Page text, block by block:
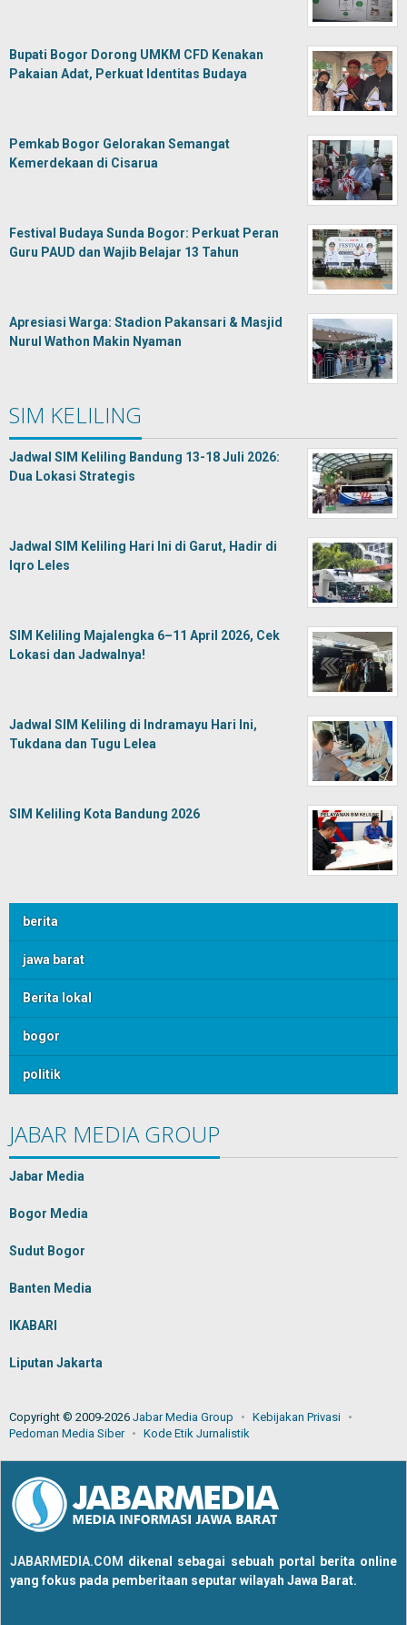
Bupati Bogor Dorong UMKM CFD Kenakan
Pakaian Adat, Perkuat Identitas Budaya
Pemkab Bogor Gelorakan Semangat
Kemerdekaan di Cisarua
Festival Budaya Sunda Bogor: Perkuat Peran
Guru PAUD dan Wajib Belajar 13 Tahun
Apresiasi Warga: Stadion Pakansari & Masjid
Nurul Wathon Makin Nyaman
SIM KELILING
Jadwal SIM Keliling Bandung 13-18 Juli 2026:
Dua Lokasi Strategis
Jadwal SIM Keliling Hari Ini di Garut, Hadir di
Iqro Leles
SIM Keliling Majalengka 6–11 April 2026, Cek
Lokasi dan Jadwalnya!
Jadwal SIM Keliling di Indramayu Hari Ini,
Tukdana dan Tugu Lelea
SIM Keliling Kota Bandung 2026
berita
jawa barat
Berita lokal
bogor
politik
JABAR MEDIA GROUP
Jabar Media
Bogor Media
Sudut Bogor
Banten Media
IKABARI
Liputan Jakarta
Copyright © 2009-2026 Jabar Media Group
Kebijakan Privasi
Pedoman Media Siber
Kode Etik Jurnalistik
JABARMEDIA.COM dikenal sebagai sebuah portal berita online
yang fokus pada pemberitaan seputar wilayah Jawa Barat.